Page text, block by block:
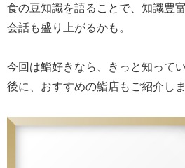
食の豆知識を語ることで、知識豊
会話も盛り上がるかも。
今回は鮨好きなら、きっと知って
後に、おすすめの鮨店もご紹介し